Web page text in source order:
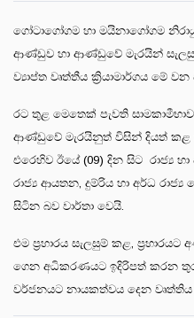
ගෝටාගෝගම හා මයිනාගෝගම
ආණ්ඩුව හා ආණ්ඩුවේ මැරයින්
ව්‍යාප්ත වෘත්තීය ක්‍රියාමාර්ගය මේ
රට තුළ මෙතෙක් පැවති
ආණ්ඩුවේ මැරයිනුත් විසින් දියත් කළ
එරෙහිව ඊයේ (09) දින සිට රාජ්‍ය
රාජ්‍ය ආයතන, දුම්රිය හා අර්ධ
සිටින බව වාර්තා වෙයි.
එම ප්‍රහාරය සැලසුම් කළ, ප්‍රහාරයට
ගෙන අධිකරණයට ඉදිරිපත් කරන
වර්ජනයට නායකත්වය දෙන